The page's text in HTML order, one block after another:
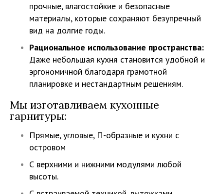
прочные, влагостойкие и безопасные
материалы, которые сохраняют безупречный
вид на долгие годы.
Рациональное использование пространства:
Даже небольшая кухня становится удобной и
эргономичной благодаря грамотной
планировке и нестандартным решениям.
Мы изготавливаем кухонные
гарнитуры:
Прямые, угловые, П-образные и кухни с
островом
С верхними и нижними модулями любой
высоты.